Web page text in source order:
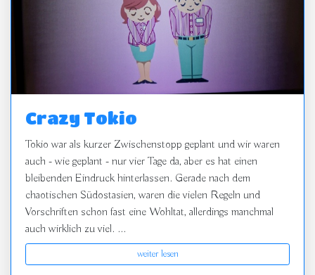
Crazy Tokio
Tokio war als kurzer Zwischenstopp geplant und wir waren
auch - wie geplant - nur vier Tage da, aber es hat einen
bleibenden Eindruck hinterlassen. Gerade nach dem
chaotischen Südostasien, waren die vielen Regeln und
Vorschriften schon fast eine Wohltat, allerdings manchmal
auch wirklich zu viel. ...
weiter lesen